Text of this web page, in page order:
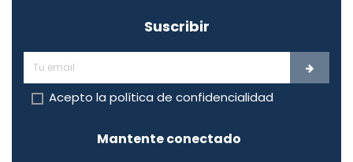
Suscribir
Acepto la política de confidencialidad
Mantente conectado